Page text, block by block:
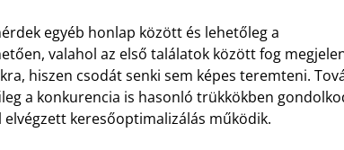
egyéb honlap között és lehetőleg a
valahol az első találatok között fog
hiszen csodát senki sem képes teremteni.
a konkurencia is hasonló trükkökben
keresőoptimalizálás működik.